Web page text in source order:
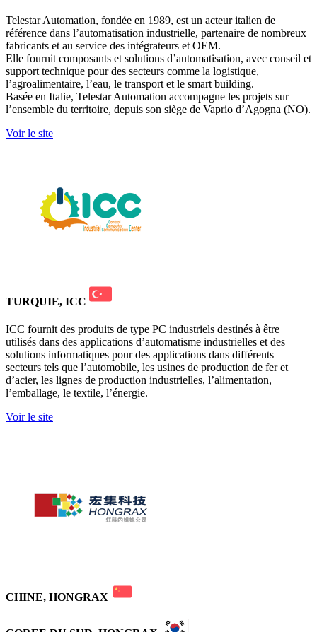
Telestar Automation, fondée en 1989, est un acteur italien de
référence dans l’automatisation industrielle, partenaire de nombreux
fabricants et au service des intégrateurs et OEM.
Elle fournit composants et solutions d’automatisation, avec conseil et
support technique pour des secteurs comme la logistique,
l’agroalimentaire, l’eau, le transport et le smart building.
Basée en Italie, Telestar Automation accompagne les projets sur
l’ensemble du territoire, depuis son siège de Vaprio d’Agogna (NO).
Voir le site
TURQUIE, ICC
ICC fournit des produits de type PC industriels destinés à être
utilisés dans des applications d’automatisme industrielles et des
solutions informatiques pour des applications dans différents
secteurs tels que l’automobile, les usines de production de fer et
d’acier, les lignes de production industrielles, l’alimentation,
l’emballage, le textile, l’énergie.
Voir le site
CHINE, HONGRAX